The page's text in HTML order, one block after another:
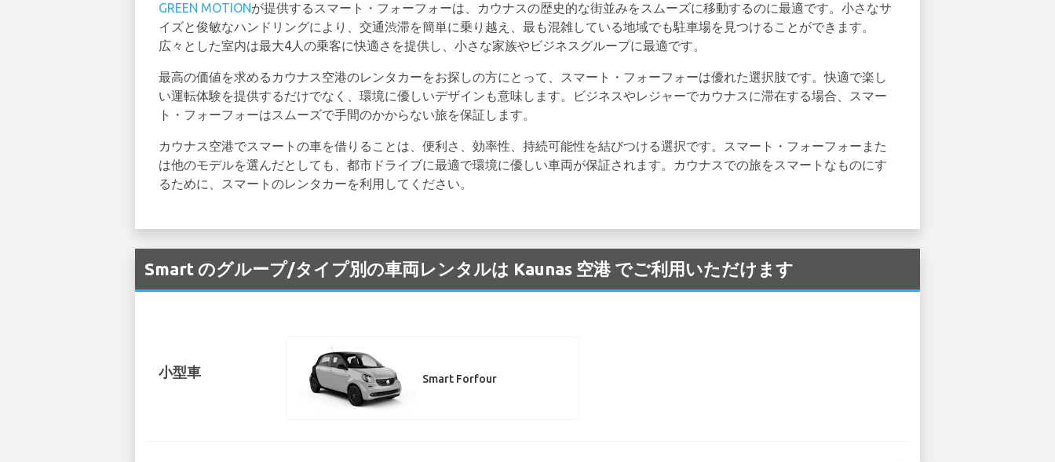
GREEN MOTIONが提供するスマート・フォーフォーは、カウナスの歴史的な街並みをスムーズに移動するのに最適です。小さなサ
イズと俊敏なハンドリングにより、交通渋滞を簡単に乗り越え、最も混雑している地域でも駐車場を見つけることができます。
広々とした室内は最大4人の乗客に快適さを提供し、小さな家族やビジネスグループに最適です。
最高の価値を求めるカウナス空港のレンタカーをお探しの方にとって、スマート・フォーフォーは優れた選択肢です。快適で楽し
い運転体験を提供するだけでなく、環境に優しいデザインも意味します。ビジネスやレジャーでカウナスに滞在する場合、スマー
ト・フォーフォーはスムーズで手間のかからない旅を保証します。
カウナス空港でスマートの車を借りることは、便利さ、効率性、持続可能性を結びつける選択です。スマート・フォーフォーまた
は他のモデルを選んだとしても、都市ドライブに最適で環境に優しい車両が保証されます。カウナスでの旅をスマートなものにす
るために、スマートのレンタカーを利用してください。
Smart のグループ/タイプ別の車両レンタルは Kaunas 空港 でご利用いただけます
小型車 Smart Forfour